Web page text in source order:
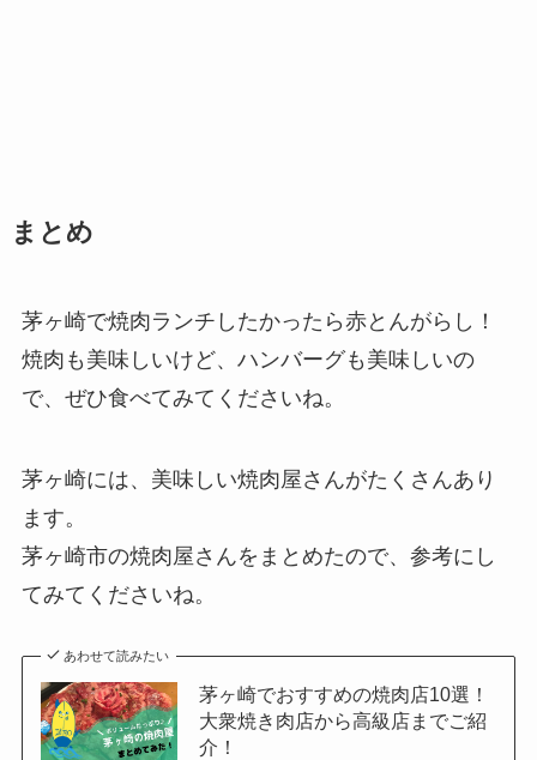
まとめ
茅ヶ崎で焼肉ランチしたかったら赤とんがらし！
焼肉も美味しいけど、ハンバーグも美味しいの
で、ぜひ食べてみてくださいね。
茅ヶ崎には、美味しい焼肉屋さんがたくさんあり
ます。
茅ヶ崎市の焼肉屋さんをまとめたので、参考にし
てみてくださいね。
あわせて読みたい
茅ヶ崎でおすすめの焼肉店10選！
大衆焼き肉店から高級店までご紹
介！